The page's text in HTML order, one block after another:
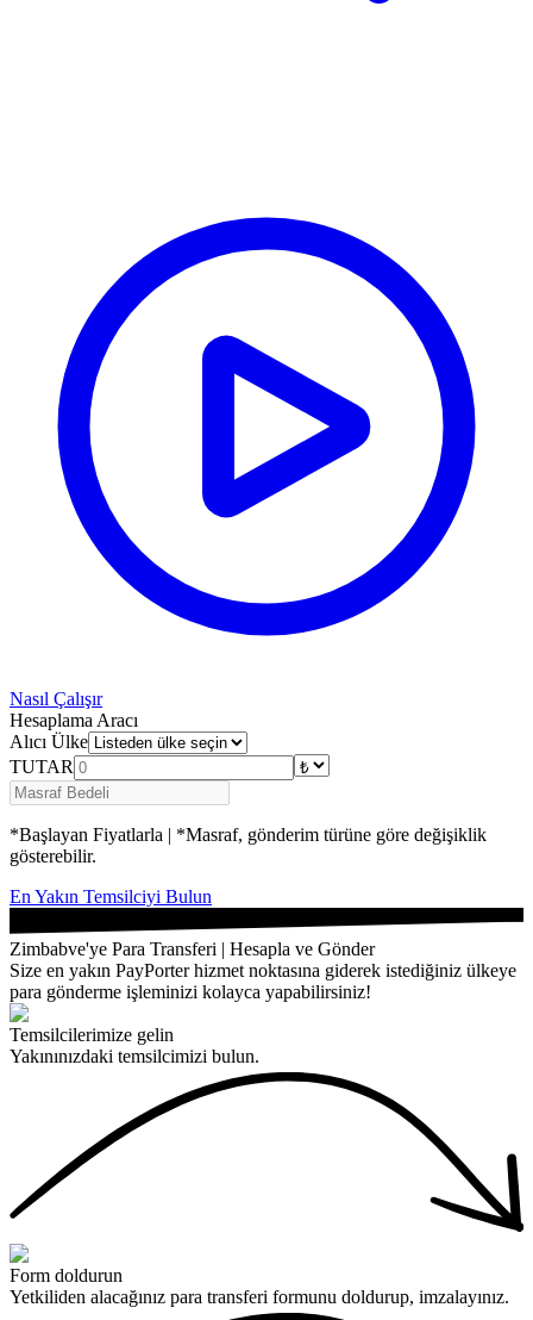
Nasıl Çalışır
Hesaplama Aracı
Alıcı Ülke
TUTAR
*Başlayan Fiyatlarla | *Masraf, gönderim türüne göre değişiklik
gösterebilir.
En Yakın Temsilciyi Bulun
Zimbabve'ye Para Transferi | Hesapla ve Gönder
Size en yakın PayPorter hizmet noktasına giderek istediğiniz ülkeye
para gönderme işleminizi kolayca yapabilirsiniz!
Temsilcilerimize gelin
Yakınınızdaki temsilcimizi bulun.
Form doldurun
Yetkiliden alacağınız para transferi formunu doldurup, imzalayınız.